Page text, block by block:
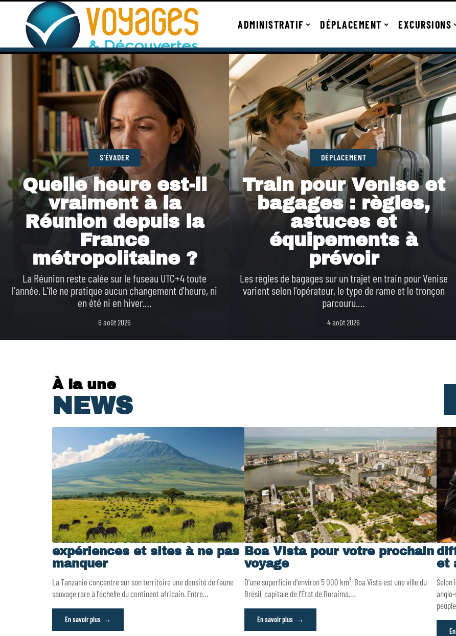
ADMINISTRATIF DÉPLACEMENT EXCURSIONS
S'ÉVADER
Quelle heure est-il
vraiment à la
Réunion depuis la
France
métropolitaine ?
La Réunion reste calée sur le fuseau UTC+4 toute
l'année. L'île ne pratique aucun changement d'heure, ni
en été ni en hiver.
6 août 2026
DÉPLACEMENT
Train pour Venise et
bagages : règles,
astuces et
équipements à
prévoir
Les règles de bagages sur un trajet en train pour Venise
varient selon l'opérateur, le type de rame et le tronçon
parcouru.
4 août 2026
À la une
NEWS
Safaris en Tanzanie : les
expériences et sites à ne pas
manquer
La Tanzanie concentre sur son territoire une densité de faune
sauvage rare à l'échelle du continent africain. Entre…
En savoir plus
Les vraies raisons de choisir
Boa Vista pour votre prochain
voyage
D'une superficie d'environ 5 000 km², Boa Vista est une ville du
Brésil, capitale de l'État de Roraima.…
En savoir plus
et
Selon